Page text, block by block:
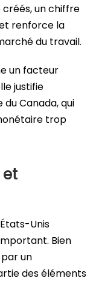
créés, un chiffre
renforce la
du travail.
un facteur
justifie
Canada, qui
trop
et
Unis
Bien
un
des éléments